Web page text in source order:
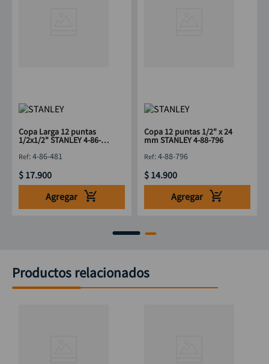
Copa Larga 12 puntas
1/2x1/2" STANLEY 4-86-
:4-86-481
$ 17.900
Agregar
Copa 12 puntas 1/2" x 24
mm STANLEY 4-88-796
:4-88-796
$ 14.900
Agregar
Productos relacionados